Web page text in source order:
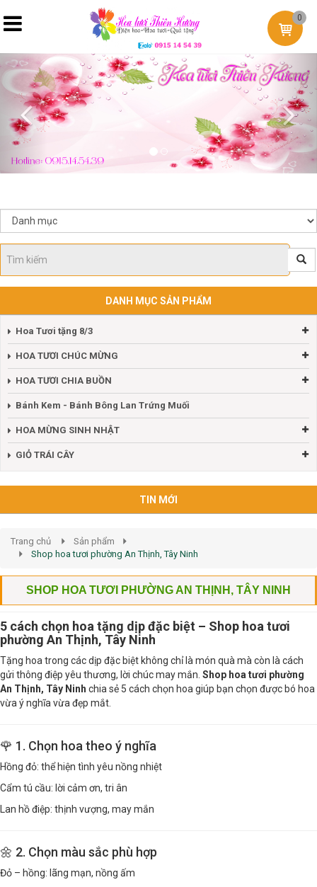
0
Previous
DANH MỤC SẢN PHẨM
Hoa Tươi tặng 8/3
HOA TƯƠI CHÚC MỪNG
HOA TƯƠI CHIA BUỒN
Bánh Kem - Bánh Bông Lan Trứng Muối
HOA MỪNG SINH NHẬT
GIỎ TRÁI CÂY
TIN MỚI
Trang chủ
Sản phẩm
Shop hoa tươi phường An Thịnh, Tây Ninh
SHOP HOA TƯƠI PHƯỜNG AN THỊNH, TÂY NINH
5 cách chọn hoa tặng dịp đặc biệt – Shop hoa tươi
phường An Thịnh, Tây Ninh
Tặng hoa trong các dịp đặc biệt không chỉ là món quà mà còn là cách
gửi thông điệp yêu thương, lời chúc may mắn. Shop hoa tươi phường
An Thịnh, Tây Ninh chia sẻ 5 cách chọn hoa giúp bạn chọn được bó hoa
vừa ý nghĩa vừa đẹp mắt.
🌹 1. Chọn hoa theo ý nghĩa
Hồng đỏ: thể hiện tình yêu nồng nhiệt
Cẩm tú cầu: lời cảm ơn, tri ân
Lan hồ điệp: thịnh vượng, may mắn
🌼 2. Chọn màu sắc phù hợp
Đỏ – hồng: lãng mạn, nồng ấm